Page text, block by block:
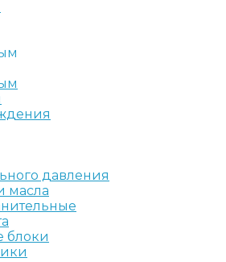
давления
масла
блоки